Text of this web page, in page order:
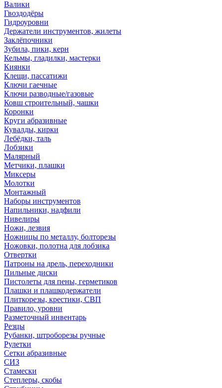
Валики
Гвоздодёры
Гидроуровни
Держатели инструментов, жилеты
Заклёпочники
Зубила, пики, керн
Кельмы, гладилки, мастерки
Киянки
Клещи, пассатижи
Ключи гаечные
Ключи разводные/газовые
Ковш строительный, чашки
Коронки
Круги абразивные
Кувалды, кирки
Лебёдки, таль
Лобзики
Малярный
Метчики, плашки
Миксеры
Молотки
Монтажный
Наборы инструментов
Напильники, надфили
Нивелиры
Ножи, лезвия
Ножницы по металлу, болторезы
Ножовки, полотна для лобзика
Отвертки
Патроны на дрель, переходники
Пильные диски
Пистолеты для пены, герметиков
Плашки и плашкодержатели
Плиткорезы, крестики, СВП
Правило, уровни
Разметочный инвентарь
Резцы
Рубанки, штроборезы ручные
Рулетки
Сетки абразивные
СИЗ
Стамески
Степлеры, скобы